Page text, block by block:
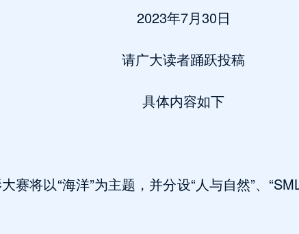
2023年7月30日
请广大读者踊跃投稿
具体内容如下
赛将以“海洋”为主题，并分设“人与自然”、